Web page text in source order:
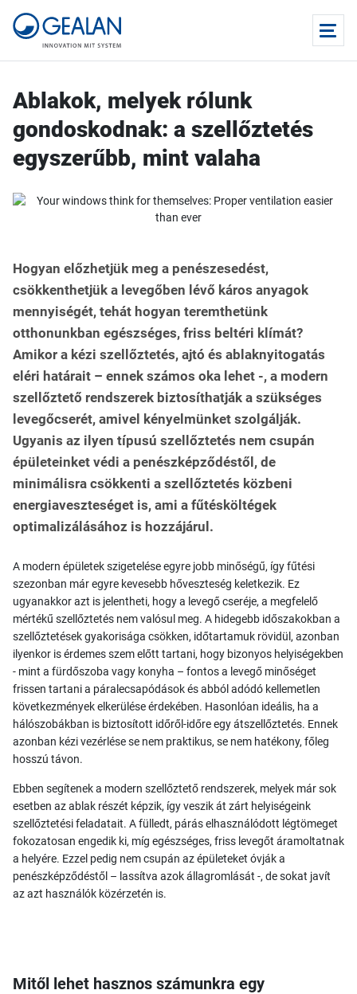
Ablakok, melyek rólunk
gondoskodnak: a szellőztetés
egyszerűbb, mint valaha
Hogyan előzhetjük meg a penészesedést,
csökkenthetjük a levegőben lévő káros anyagok
mennyiségét, tehát hogyan teremthetünk
otthonunkban egészséges, friss beltéri klímát?
Amikor a kézi szellőztetés, ajtó és ablaknyitogatás
eléri határait – ennek számos oka lehet -, a modern
szellőztető rendszerek biztosíthatják a szükséges
levegőcserét, amivel kényelmünket szolgálják.
Ugyanis az ilyen típusú szellőztetés nem csupán
épületeinket védi a penészképződéstől, de
minimálisra csökkenti a szellőztetés közbeni
energiaveszteséget is, ami a fűtésköltégek
optimalizálásához is hozzájárul.
A modern épületek szigetelése egyre jobb minőségű, így fűtési
szezonban már egyre kevesebb hőveszteség keletkezik. Ez
ugyanakkor azt is jelentheti, hogy a levegő cseréje, a megfelelő
mértékű szellőztetés nem valósul meg. A hidegebb időszakokban a
szellőztetések gyakorisága csökken, időtartamuk rövidül, azonban
ilyenkor is érdemes szem előtt tartani, hogy bizonyos helyiségekben
- mint a fürdőszoba vagy konyha – fontos a levegő minőséget
frissen tartani a páralecsapódások és abból adódó kellemetlen
következmények elkerülése érdekében. Hasonlóan ideális, ha a
hálószobákban is biztosított időről-időre egy átszellőztetés. Ennek
azonban kézi vezérlése se nem praktikus, se nem hatékony, főleg
hosszú távon.
Ebben segítenek a modern szellőztető rendszerek, melyek már sok
esetben az ablak részét képzik, így veszik át zárt helyiségeink
szellőztetési feladatait. A fülledt, párás elhasználódott légtömeget
fokozatosan engedik ki, míg egészséges, friss levegőt áramoltatnak
a helyére. Ezzel pedig nem csupán az épületeket óvják a
penészképződéstől – lassítva azok állagromlását -, de sokat javít
az azt használók közérzetén is.
Mitől lehet hasznos számunkra egy